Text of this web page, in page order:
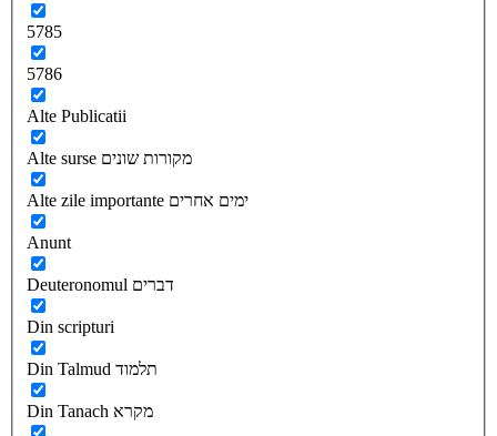
5785
5786
Alte Publicatii
Alte surse מקורות שונים
Alte zile importante ימים אחרים
Anunt
Deuteronomul דברים
Din scripturi
Din Talmud תלמוד
Din Tanach מקרא